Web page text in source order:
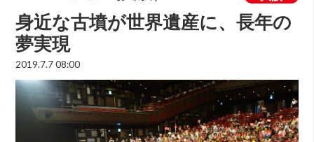
身近な古墳が世界遺産に、長年の
夢実現
2019.7.7 08:00